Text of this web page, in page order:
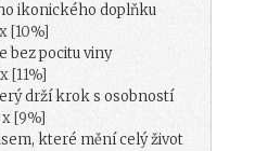
ikonického doplňku
x [10%]
bez pocitu viny
x [11%]
drží krok s osobností
x [9%]
které mění celý život